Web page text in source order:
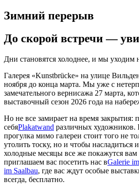
Зимний перерыв
До скорой встречи —
Дни становятся холоднее, и мы уходим
Галерея «Kunstbrücke» на улице
ноября до конца марта. Мы уже с
замечательного вернисажа 27 марта,
выставочный сезон 2026 года на
Но не все замирает на время закрытия:
себяPlakatwand различных художников.
прогулка мимо галереи стоит того не
утолить тоску, но и чтобы насладиться
холодные месяцы все же покажутся
приглашаем вас посетить нас вGalerie
im Saalbau, где вас ждут особые
всегда, бесплатно.